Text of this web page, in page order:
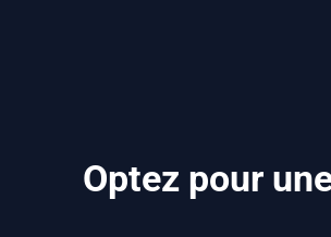
Optez pour